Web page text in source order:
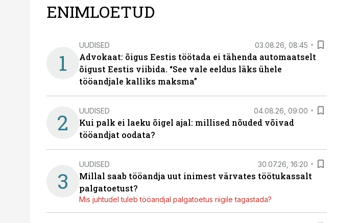
ENIMLOETUD
1
UUDISED 03.08.26, 08:45
Advokaat: õigus Eestis töötada ei tähenda automaatselt
õigust Eestis viibida. “See vale eeldus läks ühele
tööandjale kalliks maksma”
2 UUDISED 04.08.26, 09:00
Kui palk ei laeku õigel ajal: millised nõuded võivad
tööandjat oodata?
3
UUDISED 30.07.26, 16:20
Millal saab tööandja uut inimest värvates töötukassalt
palgatoetust?
Mis juhtudel tuleb tööandjal palgatoetus riigile tagastada?